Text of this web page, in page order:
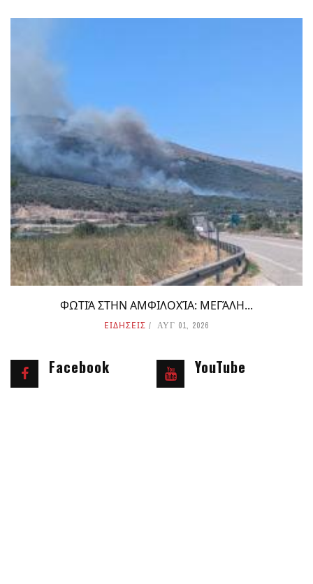
ΦΩΤΙΆ ΣΤΗΝ ΑΜΦΙΛΟΧΊΑ: ΜΕΓΆΛΗ...
ΕΙΔΗΣΕΙΣ ΑΥΓ 01, 2026
Facebook YouTube